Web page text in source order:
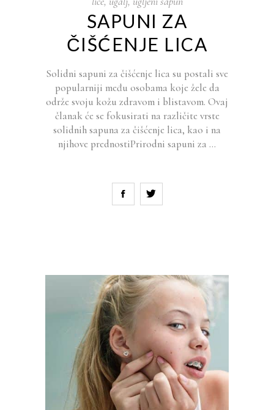
SAPUNI ZA
ČIŠĆENJE LICA
Solidni sapuni za čišćenje lica su postali sve
popularniji među osobama koje žele da
održe svoju kožu zdravom i blistavom. Ovaj
članak će se fokusirati na različite vrste
solidnih sapuna za čišćenje lica, kao i na
njihove prednostiPrirodni sapuni za